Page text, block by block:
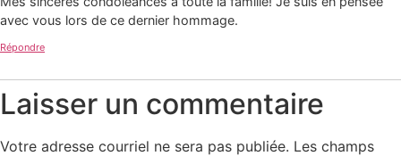
avec vous lors de ce dernier hommage.
Répondre
Laisser un commentaire
Votre adresse courriel ne sera pas publiée. Les champs